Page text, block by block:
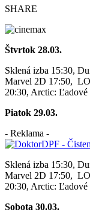
SHARE
Štvrtok 28.03.
Sklená izba 15:30,
Marvel 2D 17:50,
20:30, Arctic: Ľadové
Piatok 29.03.
- Reklama -
Sklená izba 15:30,
Marvel 2D 17:50,
20:30, Arctic: Ľadové
Sobota 30.03.